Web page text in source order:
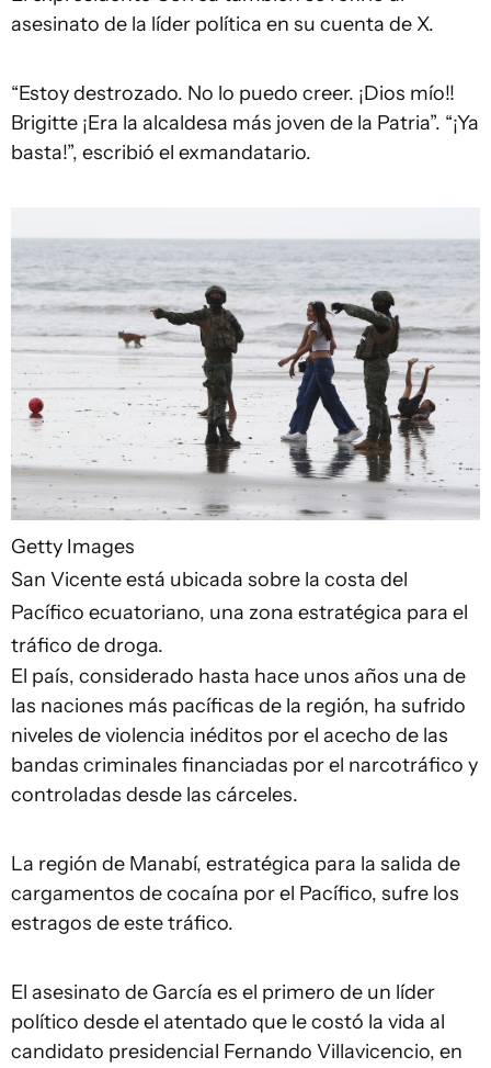
asesinato de la líder política en su cuenta de X.
“Estoy destrozado. No lo puedo creer. ¡Dios mío!!
Brigitte ¡Era la alcaldesa más joven de la Patria”. “¡Ya
basta!”, escribió el exmandatario.
Getty Images
San Vicente está ubicada sobre la costa del
Pacífico ecuatoriano, una zona estratégica para el
tráfico de droga.
El país, considerado hasta hace unos años una de
las naciones más pacíficas de la región, ha sufrido
niveles de violencia inéditos por el acecho de las
bandas criminales financiadas por el narcotráfico y
controladas desde las cárceles.
La región de Manabí, estratégica para la salida de
cargamentos de cocaína por el Pacífico, sufre los
estragos de este tráfico.
El asesinato de García es el primero de un líder
político desde el atentado que le costó la vida al
candidato presidencial Fernando Villavicencio, en